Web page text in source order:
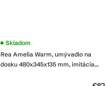
Rea Amelia Warm, umývadlo na
dosku 480x345x135 mm, imitácia
kameňa, REA-U3001
Skladom